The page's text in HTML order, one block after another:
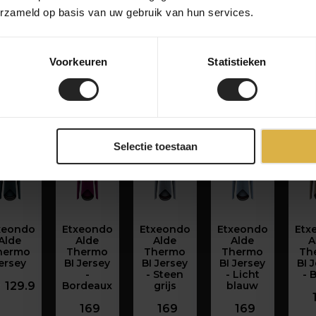
op basis van uw gebruik van hun services.
Voorkeuren Statistieken
Selectie toestaan
129.9
Etxeondo
Alde
Thermo
BI Jersey
-
Bordeaux
169
Etxeondo
Alde
Thermo
BI Jersey
- Steen
grijs
169
Etxeondo
Alde
Thermo
BI Jersey
- Licht
blauw
169
BI
-